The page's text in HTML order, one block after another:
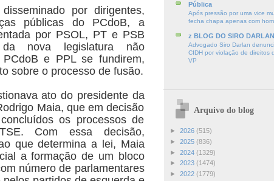
por dirigentes,
públicas do PCdoB, a
por PSOL, PT e PSB
nova legislatura não
e PPL se fundirem,
sobre o processo de fusão.
ato do presidente da
Maia, que em decisão
os processos de
Com essa decisão,
que determina a lei, Maia
a formação de um bloco
número de parlamentares
Pública
Após pressão por uma vice
fecha chapa apenas com
z BLOG DO SIRO DARLAN
Advogado Siro Darlan
CIDH por violação de direitos
VP
Arquivo do blog
► 2026 (515)
► 2025 (836)
► 2024 (1329)
► 2023 (1474)
► 2022 (1779)